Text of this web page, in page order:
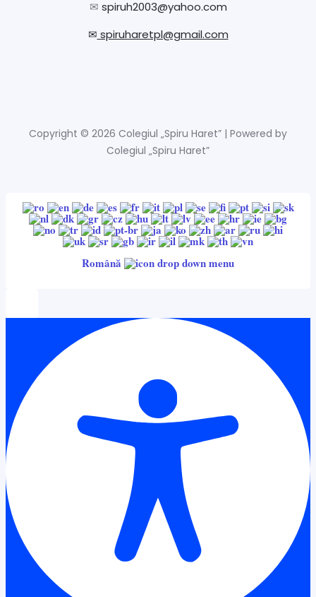
✉ spiruh2003@yahoo.com
✉ spiruharetpl@gmail.com
Copyright © 2026 Colegiul „Spiru Haret” | Powered by
Colegiul „Spiru Haret”
Română